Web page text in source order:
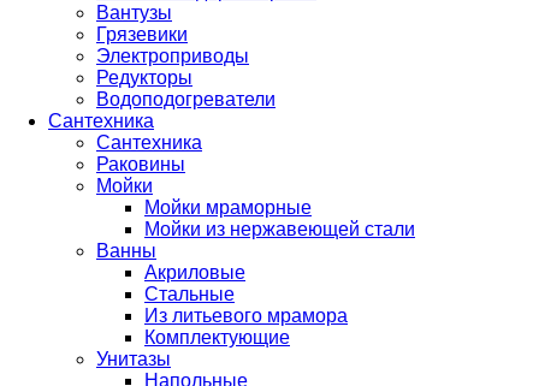
Вантузы
Грязевики
Электроприводы
Редукторы
Водоподогреватели
Сантехника
Сантехника
Раковины
Мойки
Мойки мраморные
Мойки из нержавеющей стали
Ванны
Акриловые
Стальные
Из литьевого мрамора
Комплектующие
Унитазы
Напольные